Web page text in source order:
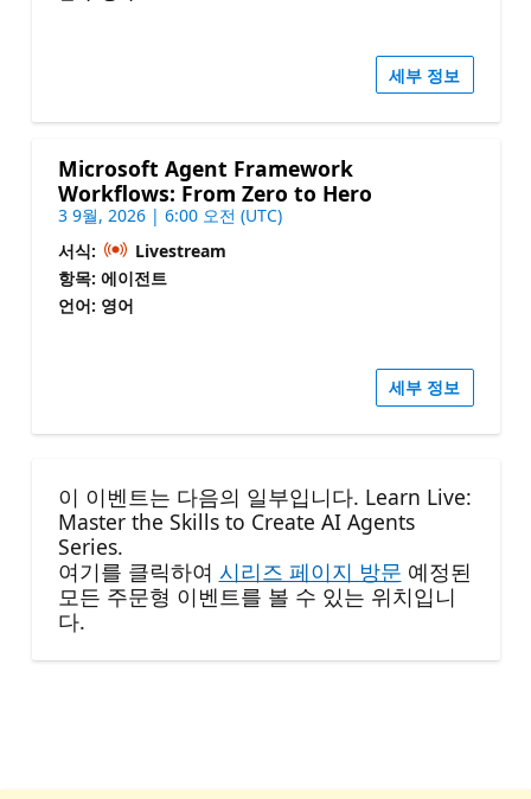
세부 정보
Microsoft Agent Framework
Workflows: From Zero to Hero
3 9월, 2026 | 6:00 오전 (UTC)
서식:
Livestream
항목: 에이전트
언어: 영어
세부 정보
이 이벤트는 다음의 일부입니다. Learn Live:
Master the Skills to Create AI Agents
Series.
여기를 클릭하여 시리즈 페이지 방문 예정된
모든 주문형 이벤트를 볼 수 있는 위치입니
다.